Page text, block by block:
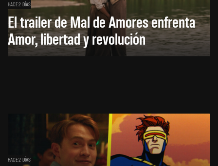
HACE 2 DÍAS
El trailer de Mal de Amores enfrenta
Amor, libertad y revolución
HACE 2 DÍAS